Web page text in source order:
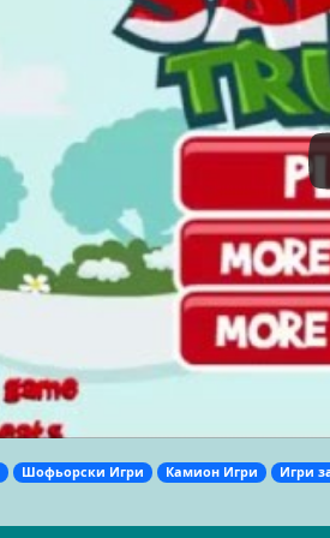
Шофьорски Игри Камион Игри Игри